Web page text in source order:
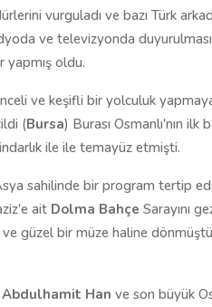
vurguladı ve bazı Türk
ve televizyonda
yapmış oldu.
ve keşifli bir yolculuk
(Bursa) Burası Osmanlı'nın
ile ile temayüz etmişti.
sahilinde bir program tertip
ait Dolma Bahçe Sarayını
güzel bir müze haline
Abdulhamit Han ve son büyük